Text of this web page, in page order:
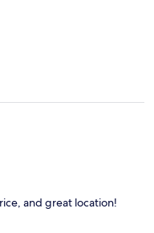
and great location!